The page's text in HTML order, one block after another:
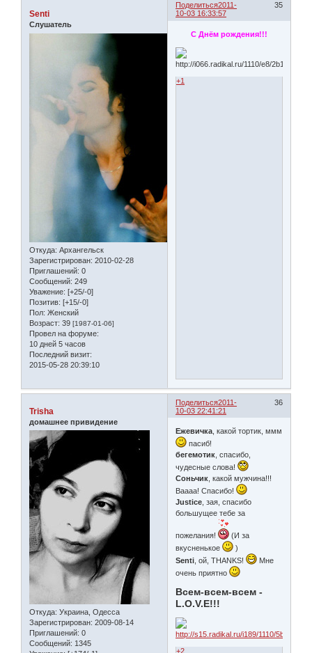
Поделиться 35
2011-
10-03 16:33:57
Senti
Слушатель
Откуда: Архангельск
Зарегистрирован: 2010-02-28
Приглашений: 0
Сообщений: 249
Уважение: [+25/-0]
Позитив: [+15/-0]
Пол: Женский
Возраст: 39 [1987-01-06]
Провел на форуме:
10 дней 5 часов
Последний визит:
2015-05-28 20:39:10
С Днём рождения!!!
+1
Поделиться 36
2011-
10-03 22:41:21
Trisha
домашнее привидение
Откуда: Украина, Одесса
Зарегистрирован: 2009-08-14
Приглашений: 0
Сообщений: 1345
Ежевичка , какой тортик, ммм
пасиб!
бегемотик , спасибо,
чудесные слова!
Соньчик , какой мужчина!!!
Ваааа! Спасибо!
Justice , зая, спасибо
большущее тебе за
пожелания!
(И за
вкусненькое
)
Senti , ой, THANKS!
Мне
очень приятно
Всем-всем-всем -
L.O.V.E!!!
+2